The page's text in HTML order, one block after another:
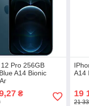
Pro 256GB
A14 Bionic
₴
A14
19
21